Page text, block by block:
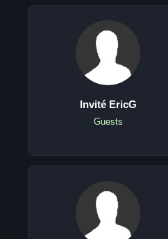
Invité EricG
Guests